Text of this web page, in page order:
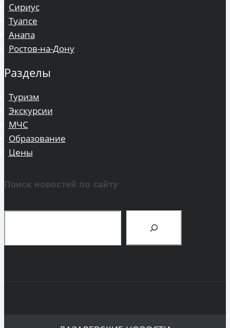
Сириус
Туапсе
Анапа
Ростов-на-Дону
Разделы
Туризм
Экскурсии
МЧС
Образование
Цены
Поиск новостей по сайту